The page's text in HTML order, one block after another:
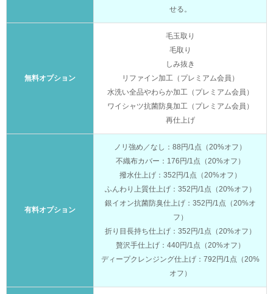
せる。
無料オプション
毛玉取り
毛取り
しみ抜き
リファイン加工（プレミアム会員）
水洗い全品やわらか加工（プレミアム会員）
ワイシャツ抗菌防臭加工（プレミアム会員）
再仕上げ
有料オプション
ノリ強め／なし：88円/1点（20%オフ）
不織布カバー：176円/1点（20%オフ）
撥水仕上げ：352円/1点（20%オフ）
ふんわり上質仕上げ：352円/1点（20%オフ）
銀イオン抗菌防臭仕上げ：352円/1点（20%オ
フ）
折り目長持ち仕上げ：352円/1点（20%オフ）
贅沢手仕上げ：440円/1点（20%オフ）
ディープクレンジング仕上げ：792円/1点（20%
オフ）